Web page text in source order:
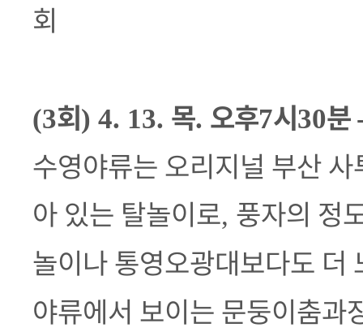
회
(3회) 4. 13. 목. 오후7시30분
수영야류는 오리지널 부산
아 있는 탈놀이로, 풍자의 정
놀이나 통영오광대보다도 더
야류에서 보이는 문둥이춤과